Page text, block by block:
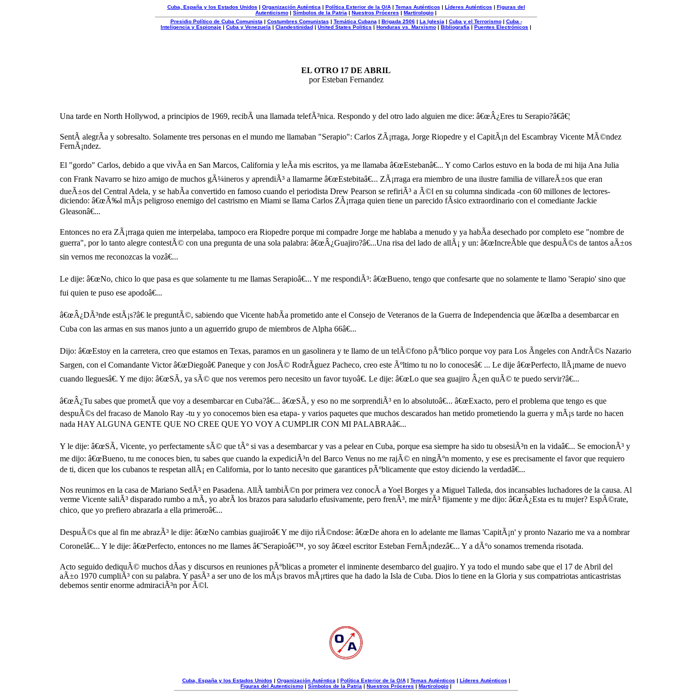
Cuba, España y los Estados Unidos | Organización Auténtica | Política Exterior de la O/A| Temas Auténticos | Líderes Auténticos | Figuras del
Autenticismo | Símbolos de la Patria | Nuestros Próceres | Martirologio |
Presidio Político de Cuba Comunista | Costumbres Comunistas | Temática Cubana | Brigada 2506| La Iglesia | Cuba y el Terrorismo| Cuba -
Inteligencia y Espionaje | Cuba y Venezuela | Clandestinidad | United States Politics | Honduras vs. Marxismo | Bibliografía | Puentes Electrónicos |
EL OTRO 17 DE ABRIL
por Esteban Fernandez
Una tarde en North Hollywod, a principios de 1969, recibÃ­ una llamada telefÃ³nica. Respondo y del otro lado alguien me dice: â€œÂ¿Eres tu Serapio?â€â€¦
SentÃ­ alegrÃ­a y sobresalto. Solamente tres personas en el mundo me llamaban "Serapio": Carlos ZÃ¡rraga, Jorge Riopedre y el CapitÃ¡n del Escambray Vicente MÃ©ndez
FernÃ¡ndez.
El "gordo" Carlos, debido a que vivÃ­a en San Marcos, California y leÃ­a mis escritos, ya me llamaba â€œEstebanâ€... Y como Carlos estuvo en la boda de mi hija Ana Julia
con Frank Navarro se hizo amigo de muchos gÃ¼ineros y aprendiÃ³ a llamarme â€œEstebitaâ€... ZÃ¡rraga era miembro de una ilustre familia de villareÃ±os que eran
dueÃ±os del Central Adela, y se habÃ­a convertido en famoso cuando el periodista Drew Pearson se refiriÃ³ a Ã©l en su columna sindicada -con 60 millones de lectores-
diciendo: â€œÃ‰l mÃ¡s peligroso enemigo del castrismo en Miami se llama Carlos ZÃ¡rraga quien tiene un parecido fÃ­sico extraordinario con el comediante Jackie
Gleasonâ€...
Entonces no era ZÃ¡rraga quien me interpelaba, tampoco era Riopedre porque mi compadre Jorge me hablaba a menudo y ya habÃ­a desechado por completo ese "nombre de
guerra", por lo tanto alegre contestÃ© con una pregunta de una sola palabra: â€œÂ¿Guajiro?â€...Una risa del lado de allÃ¡ y un: â€œIncreÃ­ble que despuÃ©s de tantos aÃ±os
sin vernos me reconozcas la vozâ€...
Le dije: â€œNo, chico lo que pasa es que solamente tu me llamas Serapioâ€... Y me respondiÃ³: â€œBueno, tengo que confesarte que no solamente te llamo 'Serapio' sino que
fui quien te puso ese apodoâ€...
â€œÂ¿DÃ³nde estÃ¡s?â€ le preguntÃ©, sabiendo que Vicente habÃ­a prometido ante el Consejo de Veteranos de la Guerra de Independencia que â€œIba a desembarcar en
Cuba con las armas en sus manos junto a un aguerrido grupo de miembros de Alpha 66â€...
Dijo: â€œEstoy en la carretera, creo que estamos en Texas, paramos en un gasolinera y te llamo de un telÃ©fono pÃºblico porque voy para Los Ãngeles con AndrÃ©s Nazario
Sargen, con el Comandante Victor â€œDiegoâ€ Paneque y con JosÃ© RodrÃ­guez Pacheco, creo este Ãºltimo tu no lo conocesâ€ ... Le dije â€œPerfecto, llÃ¡mame de nuevo
cuando lleguesâ€. Y me dijo: â€œSÃ­, ya sÃ© que nos veremos pero necesito un favor tuyoâ€. Le dije: â€œLo que sea guajiro Â¿en quÃ© te puedo servir?â€...
â€œÂ¿Tu sabes que prometÃ­ que voy a desembarcar en Cuba?â€... â€œSÃ­, y eso no me sorprendiÃ³ en lo absolutoâ€... â€œExacto, pero el problema que tengo es que
despuÃ©s del fracaso de Manolo Ray -tu y yo conocemos bien esa etapa- y varios paquetes que muchos descarados han metido prometiendo la guerra y mÃ¡s tarde no hacen
nada HAY ALGUNA GENTE QUE NO CREE QUE YO VOY A CUMPLIR CON MI PALABRAâ€...
Y le dije: â€œSÃ­, Vicente, yo perfectamente sÃ© que tÃº si vas a desembarcar y vas a pelear en Cuba, porque esa siempre ha sido tu obsesiÃ³n en la vidaâ€... Se emocionÃ³ y
me dijo: â€œBueno, tu me conoces bien, tu sabes que cuando la expediciÃ³n del Barco Venus no me rajÃ© en ningÃºn momento, y ese es precisamente el favor que requiero
de ti, dicen que los cubanos te respetan allÃ¡ en California, por lo tanto necesito que garantices pÃºblicamente que estoy diciendo la verdadâ€...
Nos reunimos en la casa de Mariano SedÃ³ en Pasadena. AllÃ­ tambiÃ©n por primera vez conocÃ­ a Yoel Borges y a Miguel Talleda, dos incansables luchadores de la causa. Al
verme Vicente saliÃ³ disparado rumbo a mÃ­, yo abrÃ­ los brazos para saludarlo efusivamente, pero frenÃ³, me mirÃ³ fijamente y me dijo: â€œÂ¿Esta es tu mujer? EspÃ©rate,
chico, que yo prefiero abrazarla a ella primeroâ€...
DespuÃ©s que al fin me abrazÃ³ le dije: â€œNo cambias guajiroâ€ Y me dijo riÃ©ndose: â€œDe ahora en lo adelante me llamas 'CapitÃ¡n' y pronto Nazario me va a nombrar
Coronelâ€... Y le dije: â€œPerfecto, entonces no me llames â€˜Serapioâ€™, yo soy â€œel escritor Esteban FernÃ¡ndezâ€... Y a dÃºo sonamos tremenda risotada.
Acto seguido dediquÃ© muchos dÃ­as y discursos en reuniones pÃºblicas a prometer el inminente desembarco del guajiro. Y ya todo el mundo sabe que el 17 de Abril del
aÃ±o 1970 cumpliÃ³ con su palabra. Y pasÃ³ a ser uno de los mÃ¡s bravos mÃ¡rtires que ha dado la Isla de Cuba. Dios lo tiene en la Gloria y sus compatriotas anticastristas
debemos sentir enorme admiraciÃ³n por Ã©l.
Cuba, España y los Estados Unidos | Organización Auténtica | Política Exterior de la O/A| Temas Auténticos | Líderes Auténticos |
Figuras del Autenticismo | Símbolos de la Patria | Nuestros Próceres | Martirologio |